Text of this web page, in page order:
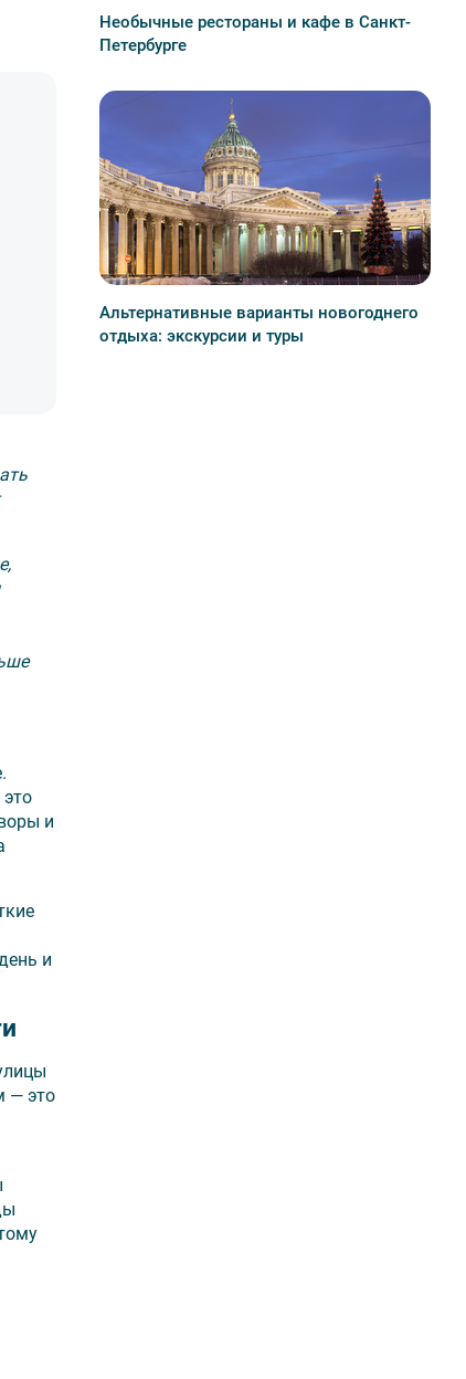
и
и
— это
Необычные рестораны и кафе в Санкт-
Петербурге
Альтернативные варианты новогоднего
отдыха: экскурсии и туры